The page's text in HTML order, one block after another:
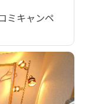
ミキャンペ